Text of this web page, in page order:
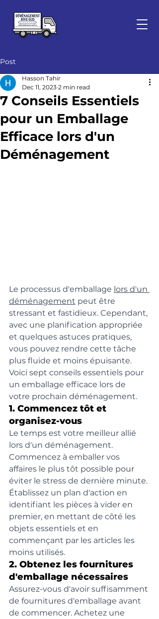
Post
7 Conseils Essentiels
pour un Emballage
Efficace lors d'un
Déménagement
Hasson Tahir
Dec 11, 2023 2 min read
Le processus d'emballage lors d'un
déménagement peut être
stressant et fastidieux. Cependant,
avec une planification appropriée
et quelques astuces pratiques,
vous pouvez rendre cette tâche
plus fluide et moins épuisante.
Voici sept conseils essentiels pour
un emballage efficace lors de
votre prochain déménagement.
1. Commencez tôt et
organisez-vous
Le temps est votre meilleur allié
lors d'un déménagement.
Commencez à emballer vos
affaires le plus tôt possible pour
éviter le stress de dernière minute.
Établissez un plan d'action en
identifiant les pièces à vider en
premier, en mettant de côté les
objets essentiels et en
commençant par les articles les
moins utilisés.
2. Obtenez les fournitures
d'emballage nécessaires
Assurez-vous d'avoir suffisamment
de fournitures d'emballage avant
de commencer. Achetez une